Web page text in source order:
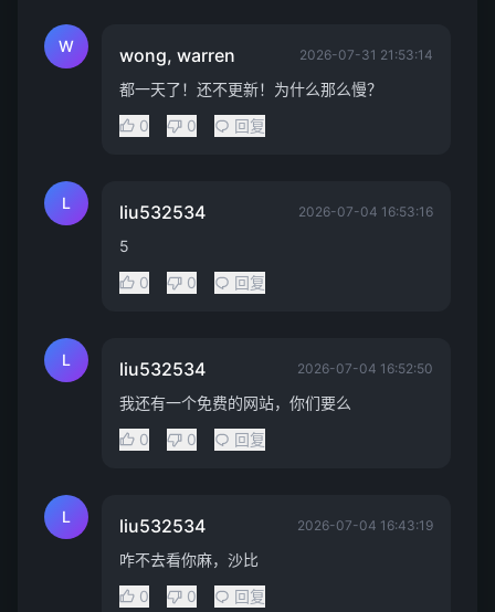
W wong, warren 2026-07-31 21:53:14
都一天了！还不更新！为什么那么慢？
0
0 回复
L liu532534 2026-07-04 16:53:16
5
0
0 回复
L liu532534 2026-07-04 16:52:50
我还有一个免费的网站，你们要么
0
0 回复
L liu532534 2026-07-04 16:43:19
咋不去看你麻，沙比
0
0 回复